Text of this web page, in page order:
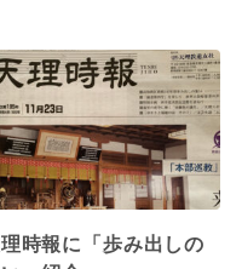
時報に「歩み出しの